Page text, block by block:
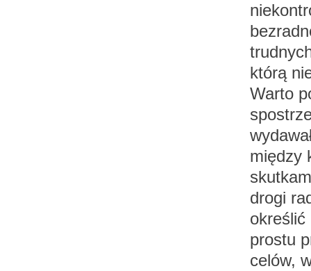
którą
Warto
między
drogi
określić
prostu
celów,